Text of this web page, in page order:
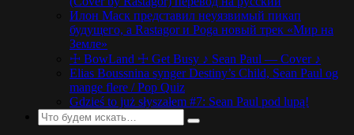
Илон Маск представил неуязвимый пикап
будущего, а Rastagor и Poga новый трек «Мир на
Земле»
☩ BowLand ☩ Get Busy ♪ Sean Paul — Cover ♪
Elias Boussnina synger Destiny’s Child, Sean Paul og
mange flere / Pop Quiz
Gdzieś to już słyszałem #7: Sean Paul pod lupą!